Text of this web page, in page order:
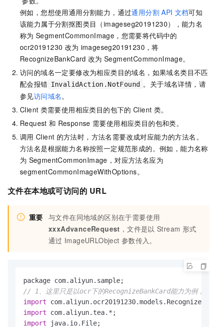
例如，您想使用通用分割能力，通过通用分割 API 文档可知
该能力属于分割抠图类目（imageseg20191230），能力名
称为 SegmentCommonImage，您需要将代码中的
ocr20191230 改为 imageseg20191230，将
RecognizeBankCard 改为 SegmentCommonImage。
访问的域名一定要修改为相应类目的域名，如果域名类目不匹
配会报错 InvalidAction.NotFound 。关于域名详情，请
参见访问域名。
Client 类需要使用相应类目的包下的 Client 类。
Request 和 Response 需要使用相应类目的包和类。
调用 Client 的方法时，方法名需要改成对应能力的方法名。
方法名是根据能力名称按照一定规范形成的。例如，能力名称
为 SegmentCommonImage，对应方法名应为
segmentCommonImageWithOptions。
文件在本地或可访问的 URL
重要 与文件在同地域的区别在于需要使用
xxxAdvanceRequest ，文件是以 Stream 形式
通过 ImageURLObject 参数传入。
package com. aliyun. sample
// 1、这里只是以ocr下的RecognizeBankCard能力为例，其
import com. aliyun. ocr20191230.models .
import com. aliyun. tea
import java. io. File